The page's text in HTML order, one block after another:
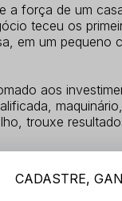
a força de um
teceu os
em um pequeno
aos
trouxe
prova que
líder no
CADASTRE,